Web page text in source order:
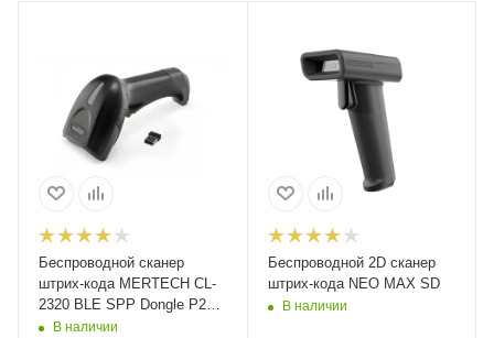
Беспроводной сканер
штрих-кода MERTECH CL-
2320 BLE SPP Dongle P2D
USB black
В наличии
Беспроводной 2D сканер
штрих-кода NEO MAX SD
В наличии